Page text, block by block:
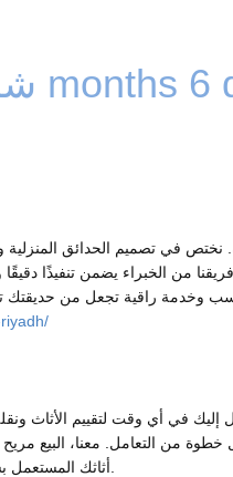
3 months
في تصميم الحدائق المنزلية
من الخبراء يضمن تنفيذًا
في أي وقت لتقييم الأثاث
من التعامل. معنا، البيع مريح